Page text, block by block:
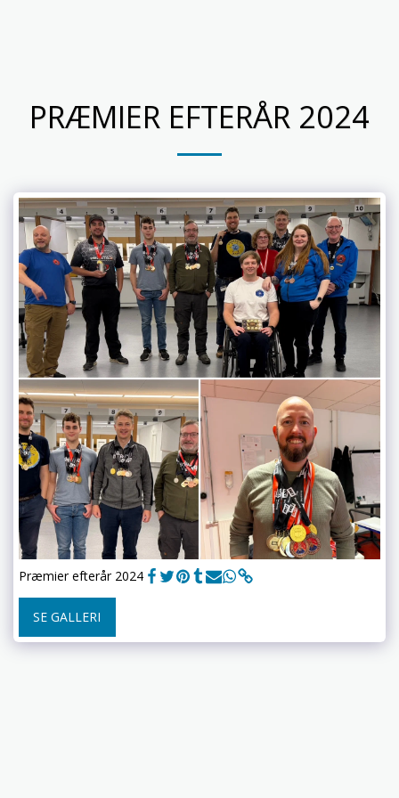
PRÆMIER EFTERÅR 2024
Præmier efterår 2024
SE GALLERI